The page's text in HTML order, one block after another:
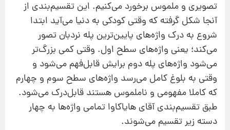
تصویری و ملموس برخورد می‌کنیم. این تقسیم‌بندی از
آنجا شکل گرفته که وقتی کودکی به دنیا می‌آید ابتدا
شروع به درک واژه‌های پایین‌ترین پله نردبان تصور
می‌کند؛ یعنی واژه‌های سطح اول. وقتی کمی بزرگ‌تر
می‌شود واژه‌های پله دوم برایش قابل‌فهم می‌شود و
وقتی به بلوغ کامل می‌رسد واژه‌های سطح سوم و چهارم
که کاملا مفهومی و ناملموس هستند قابل‌درک می‌شود.
طبق تقسیم‌بندی آقای هایاکاوا تمامی واژه‌ها به چهار
دسته زیر تقسیم می‌شوند.